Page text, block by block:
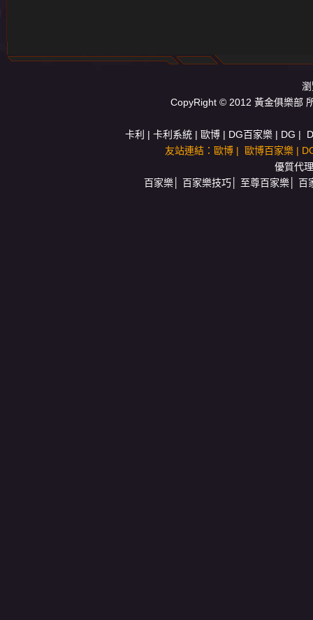
CopyRight © 2012 黃金俱樂部
卡利 | 卡利系統 | 歐博 | DG百家樂 | DG |
友站連結： 歐博 | 歐博百家樂 |
優質代
百家樂
百家樂技巧 至尊百家樂 百